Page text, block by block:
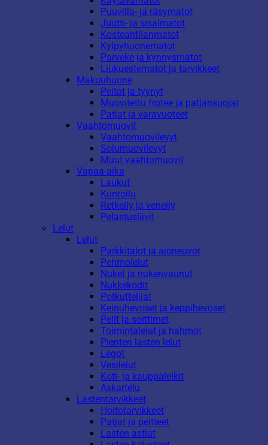
Puuvilla- ja räsymatot
Juutti- ja sisalmatot
Kosteantilanmatot
Kylpyhuonematot
Parveke ja kynnysmatot
Liukuestematot ja tarvikkeet
Makuuhuone
Peitot ja tyynyt
Muovitettu frotee ja patjansuojat
Patjat ja varavuoteet
Vaahtomuovit
Vaahtomuovilevyt
Solumuovilevyt
Muut vaahtomuovit
Vapaa-aika
Laukut
Kuntoilu
Retkeily ja veneily
Pelastusliivit
Lelut
Lelut
Parkkitalot ja ajoneuvot
Pehmolelut
Nuket ja nukenvaunut
Nukkekodit
Potkuttelijat
Keinuhevoset ja keppihevoset
Pelit ja soittimet
Toimintalelut ja hahmot
Pienten lasten lelut
Legot
Vesilelut
Koti- ja kauppaleikit
Askartelu
Lastentarvikkeet
Hoitotarvikkeet
Patjat ja peitteet
Lasten astiat